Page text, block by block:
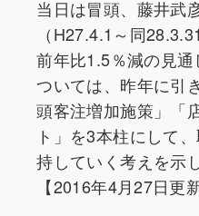
当日は冒頭、藤井武
（H27.4.1～同
前年比1.5％減の見
ついては、昨年に引
頭客注増加施策」「
ト」を3本柱にして
持していく考えを示し
【2016年4月27日更新